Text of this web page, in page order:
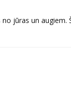
jūras un augiem.